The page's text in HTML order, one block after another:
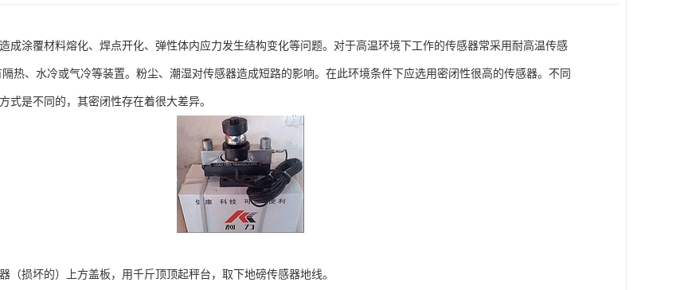
成涂覆材料熔化、焊点开化、弹性体内应力发生结构变化等问题。对于高温环境下工作的传感器常采用耐高温传感
热、水冷或气冷等装置。粉尘、潮湿对传感器造成短路的影响。在此环境条件下应选用密闭性很高的传感器。不同
式是不同的，其密闭性存在着很大差异。
（损坏的）上方盖板，用千斤顶顶起秤台，取下地磅传感器地线。